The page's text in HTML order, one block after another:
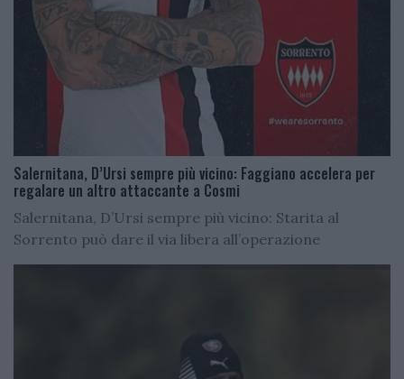
Salernitana, D’Ursi sempre più vicino: Faggiano accelera per
regalare un altro attaccante a Cosmi
Salernitana, D’Ursi sempre più vicino: Starita al
Sorrento può dare il via libera all’operazione